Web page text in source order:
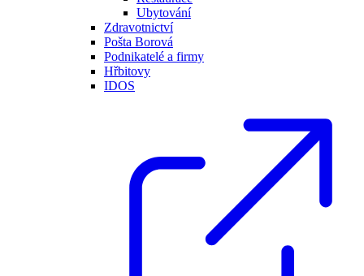
Ubytování
Zdravotnictví
Pošta Borová
Podnikatelé a firmy
Hřbitovy
IDOS